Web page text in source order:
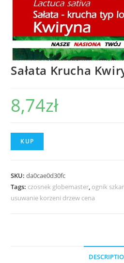
Sałata Krucha
8,74zł
KUP
SKU:da0cae0d30fc
Tags: czosnek globemaster, ognik
usuwanie korzeni drzew cena